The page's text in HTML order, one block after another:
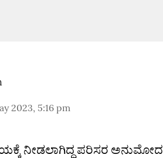
2023, 5:16 pm
ನೀಡಲಾಗಿದ್ದ ಪರಿಸರ